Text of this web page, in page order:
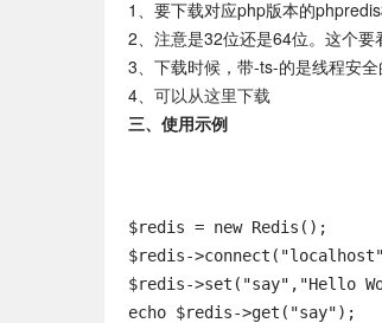
1、要下载对应php版本的phpredis
2、注意是32位还是64位。这个要
3、下载时候，带-ts-的是线程安全
4、 可以从这里下载
三、使用示例
$redis = new Redis();
$redis-
$redis->set("say","Hello
echo $redis->get("say");